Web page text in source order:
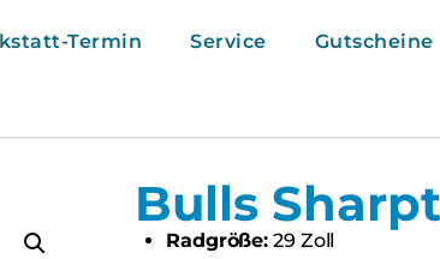
Termin Service Gutscheine
Bulls
Radgröße: 29 Zoll